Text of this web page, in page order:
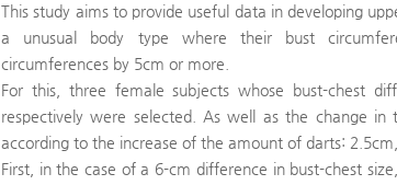
This study aims to provide useful data in developing
a unusual body type where their bust
circumferences by 5cm or more.
For this, three female subjects whose bust-chest
respectively were selected. As well as the change in
according to the increase of the amount of darts:
First, in the case of a 6-cm difference in bust-chest